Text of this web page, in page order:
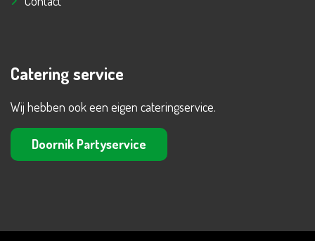
Catering service
Wij hebben ook een eigen cateringservice.
Doornik Partyservice